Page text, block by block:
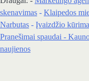
skenavimas - Klaipedos
Narbutas - Įvaizdžio
Pranešimai spaudai -
naujienos